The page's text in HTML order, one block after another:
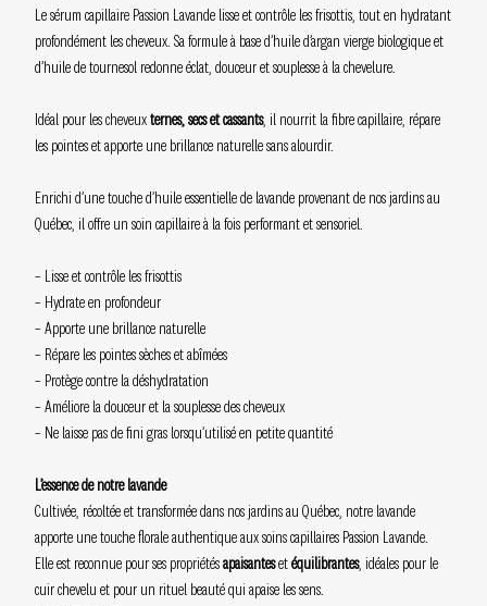
Le sérum capillaire Passion Lavande lisse et contrôle les frisottis, tout en hydratant
profondément les cheveux. Sa formule à base d’huile d’argan vierge biologique et
d’huile de tournesol redonne éclat, douceur et souplesse à la chevelure.
Idéal pour les cheveuxternes, secs et cassants, il nourrit la fibre capillaire, répare
les pointes et apporte une brillance naturelle sans alourdir.
Enrichi d’une touche d’huile essentielle de lavande provenant de nos jardins au
Québec, il offre un soin capillaire à la fois performant et sensoriel.
– Lisse et contrôle les frisottis
– Hydrate en profondeur
– Apporte une brillance naturelle
– Répare les pointes sèches et abîmées
– Protège contre la déshydratation
– Améliore la douceur et la souplesse des cheveux
– Ne laisse pas de fini gras lorsqu’utilisé en petite quantité
L’essence de notre lavande
Cultivée, récoltée et transformée dans nos jardins au Québec, notre lavande
apporte une touche florale authentique aux soins capillaires Passion Lavande.
Elle est reconnue pour ses propriétésapaisantesetéquilibrantes, idéales pour le
cuir chevelu et pour un rituel beauté qui apaise les sens.